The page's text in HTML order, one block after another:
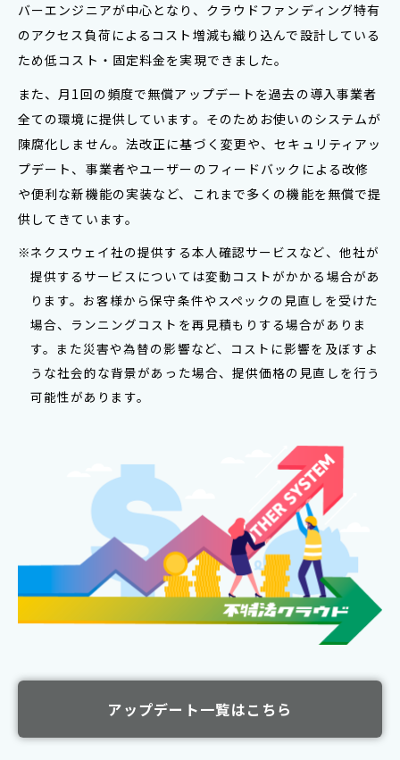
バーエンジニアが中心となり、クラウドファンディング特有
のアクセス負荷によるコスト増減も織り込んで設計している
ため低コスト・固定料金を実現できました。
また、月1回の頻度で無償アップデートを過去の導入事業者
全ての環境に提供しています。そのためお使いのシステムが
陳腐化しません。法改正に基づく変更や、セキュリティアッ
プデート、事業者やユーザーのフィードバックによる改修
や便利な新機能の実装など、これまで多くの機能を無償で提
供してきています。
ネクスウェイ社の提供する本人確認サービスなど、他社が
提供するサービスについては変動コストがかかる場合があ
ります。お客様から保守条件やスペックの見直しを受けた
場合、ランニングコストを再見積もりする場合がありま
す。また災害や為替の影響など、コストに影響を及ぼすよ
うな社会的な背景があった場合、提供価格の見直しを行う
可能性があります。
アップデート一覧はこちら